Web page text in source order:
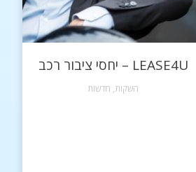
LEASE4U – יחסי ציבור רכב
השקות, חדשות